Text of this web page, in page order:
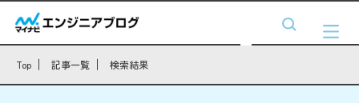
Top 記事一覧 検索結果